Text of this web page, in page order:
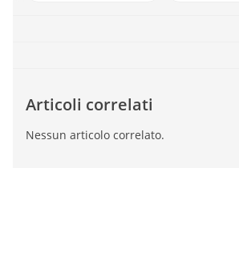
Articoli correlati
Nessun articolo correlato.